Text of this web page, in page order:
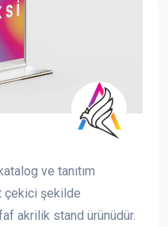
ve tanıtım
çekici şekilde
akrilik stand ürünüdür.